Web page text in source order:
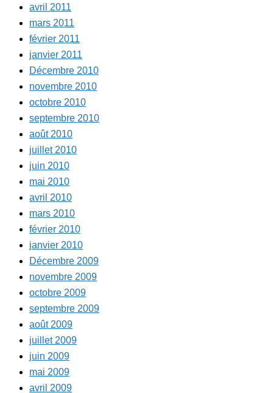
avril 2011
mars 2011
février 2011
janvier 2011
Décembre 2010
novembre 2010
octobre 2010
septembre 2010
août 2010
juillet 2010
juin 2010
mai 2010
avril 2010
mars 2010
février 2010
janvier 2010
Décembre 2009
novembre 2009
octobre 2009
septembre 2009
août 2009
juillet 2009
juin 2009
mai 2009
avril 2009